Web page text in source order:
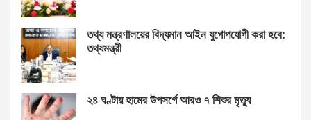
তথ্য মন্ত্রণালয়ের বিদ্যমান আইন যুগোপযোগী করা হবে:
তথ্যমন্ত্রী
২৪ ঘণ্টায় হামের উপসর্গে আরও ৭ শিশুর মৃত্যু